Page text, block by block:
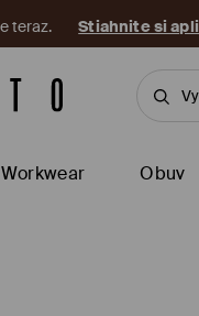
teraz. Stiahnite si
Workwear Obuv